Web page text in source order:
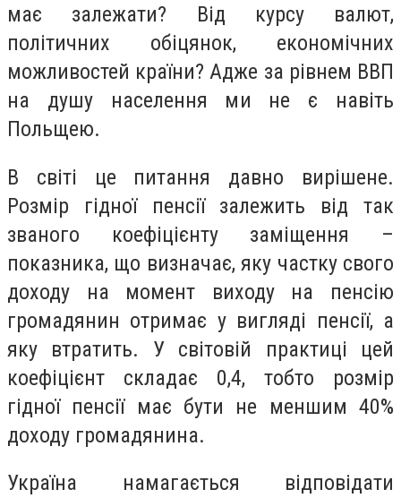
має залежати? Від курсу валют,
політичних обіцянок, економічних
можливостей країни? Адже за рівнем ВВП
на душу населення ми не є навіть
Польщею.
В світі це питання давно вирішене.
Розмір гідної пенсії залежить від так
званого коефіцієнту заміщення –
показника, що визначає, яку частку свого
доходу на момент виходу на пенсію
громадянин отримає у вигляді пенсії, а
яку втратить. У світовій практиці цей
коефіцієнт складає 0,4, тобто розмір
гідної пенсії має бути не меншим 40%
доходу громадянина.
Україна намагається відповідати